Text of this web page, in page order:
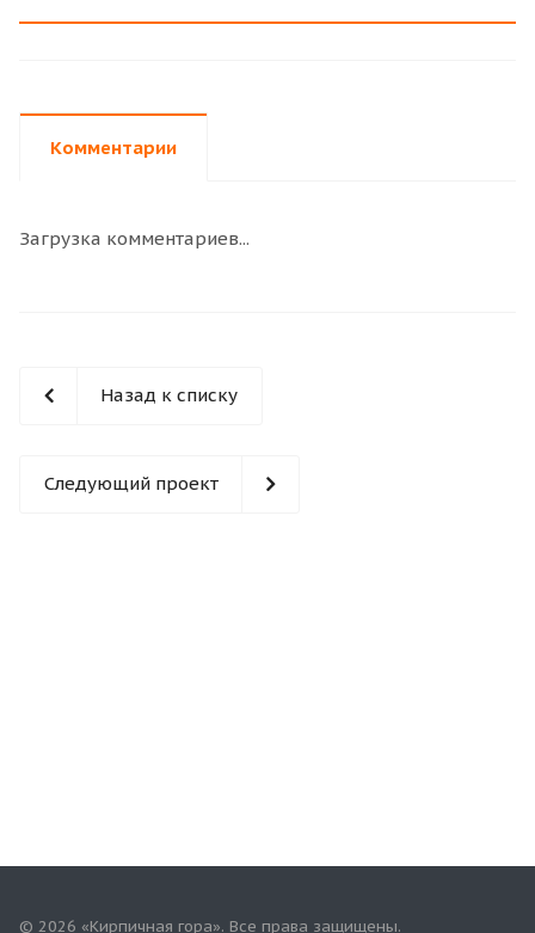
Комментарии
Загрузка комментариев...
Назад к списку
Следующий проект
© 2026 «Кирпичная гора». Все права защищены.